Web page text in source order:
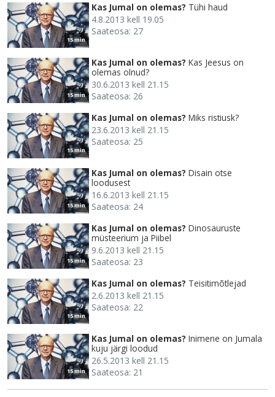
15 min
Kas Jumal on olemas? Tühi haud
4.8.2013 kell 19.05
Saateosa: 27
15 min
Kas Jumal on olemas? Kas Jeesus on
olemas olnud?
30.6.2013 kell 21.15
Saateosa: 26
15 min
Kas Jumal on olemas? Miks ristiusk?
23.6.2013 kell 21.15
Saateosa: 25
15 min
Kas Jumal on olemas? Disain otse
loodusest
16.6.2013 kell 21.15
Saateosa: 24
15 min
Kas Jumal on olemas? Dinosauruste
müsteerium ja Piibel
9.6.2013 kell 21.15
Saateosa: 23
15 min
Kas Jumal on olemas? Teisitimõtlejad
2.6.2013 kell 21.15
Saateosa: 22
15 min
Kas Jumal on olemas? Inimene on Jumala
kuju järgi loodud
26.5.2013 kell 21.15
Saateosa: 21